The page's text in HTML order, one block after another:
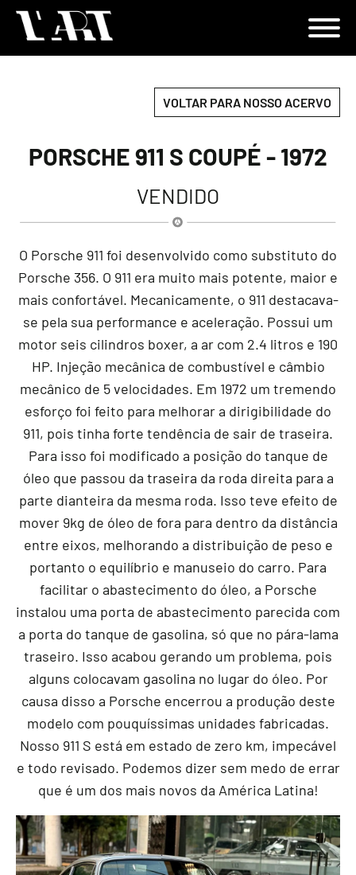
VOLTAR PARA NOSSO ACERVO
PORSCHE 911 S COUPÉ - 1972
VENDIDO
O Porsche 911 foi desenvolvido como substituto do
Porsche 356. O 911 era muito mais potente, maior e
mais confortável. Mecanicamente, o 911 destacava-
se pela sua performance e aceleração. Possui um
motor seis cilindros boxer, a ar com 2.4 litros e 190
HP. Injeção mecânica de combustível e câmbio
mecânico de 5 velocidades. Em 1972 um tremendo
esforço foi feito para melhorar a dirigibilidade do
911, pois tinha forte tendência de sair de traseira.
Para isso foi modificado a posição do tanque de
óleo que passou da traseira da roda direita para a
parte dianteira da mesma roda. Isso teve efeito de
mover 9kg de óleo de fora para dentro da distância
entre eixos, melhorando a distribuição de peso e
portanto o equilíbrio e manuseio do carro. Para
facilitar o abastecimento do óleo, a Porsche
instalou uma porta de abastecimento parecida com
a porta do tanque de gasolina, só que no pára-lama
traseiro. Isso acabou gerando um problema, pois
alguns colocavam gasolina no lugar do óleo. Por
causa disso a Porsche encerrou a produção deste
modelo com pouquíssimas unidades fabricadas.
Nosso 911 S está em estado de zero km, impecável
e todo revisado. Podemos dizer sem medo de errar
que é um dos mais novos da América Latina!